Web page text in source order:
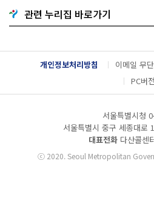
기
G
o
g
l
e
l
관련 누리집 바로가기
개인정보처리방침 이메일 무
PC버전
서울특별시청
서울특별시 중구 세종대로
대표전화 다산콜센
ⓒ2020. Seoul Metropolitan